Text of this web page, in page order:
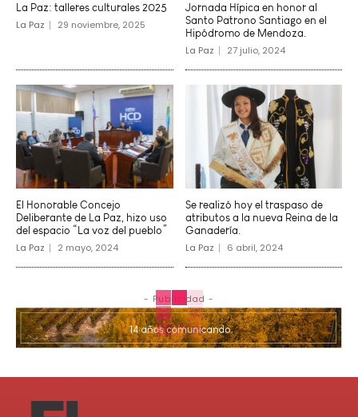
La Paz: talleres culturales 2025
La Paz 29 noviembre, 2025
Jornada Hípica en honor al
Santo Patrono Santiago en el
Hipódromo de Mendoza.
La Paz 27 julio, 2024
El Honorable Concejo
Deliberante de La Paz, hizo uso
del espacio “La voz del pueblo”
La Paz 2 mayo, 2024
Se realizó hoy el traspaso de
atributos a la nueva Reina de la
Ganadería.
La Paz 6 abril, 2024
- Publicidad -